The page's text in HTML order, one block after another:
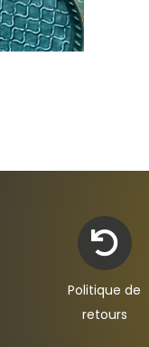

Politique de
retours